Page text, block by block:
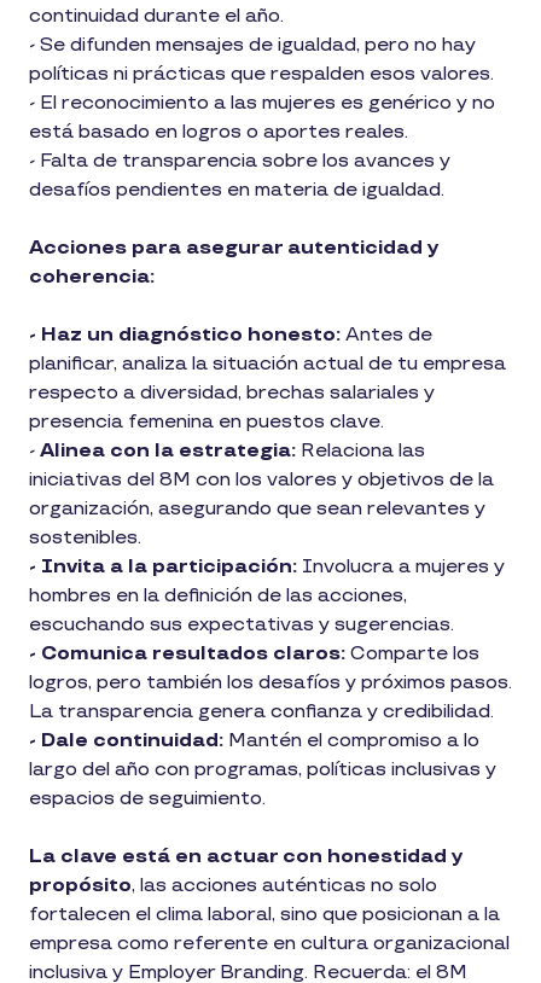
continuidad durante el año.
- Se difunden mensajes de igualdad, pero no hay
políticas ni prácticas que respalden esos valores.
- El reconocimiento a las mujeres es genérico y no
está basado en logros o aportes reales.
- Falta de transparencia sobre los avances y
desafíos pendientes en materia de igualdad.
Acciones para asegurar autenticidad y
coherencia:
- Haz un diagnóstico honesto: Antes de
planificar, analiza la situación actual de tu empresa
respecto a diversidad, brechas salariales y
presencia femenina en puestos clave.
- Alinea con la estrategia: Relaciona las
iniciativas del 8M con los valores y objetivos de la
organización, asegurando que sean relevantes y
sostenibles.
- Invita a la participación: Involucra a mujeres y
hombres en la definición de las acciones,
escuchando sus expectativas y sugerencias.
- Comunica resultados claros: Comparte los
logros, pero también los desafíos y próximos pasos.
La transparencia genera confianza y credibilidad.
- Dale continuidad: Mantén el compromiso a lo
largo del año con programas, políticas inclusivas y
espacios de seguimiento.
La clave está en actuar con honestidad y
propósito, las acciones auténticas no solo
fortalecen el clima laboral, sino que posicionan a la
empresa como referente en cultura organizacional
inclusiva y Employer Branding. Recuerda: el 8M